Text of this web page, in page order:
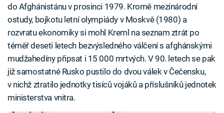
do Afghánistánu v prosinci 1979. Kromě mezinárodní
ostudy, bojkotu letní olympiády v Moskvě (1980) a
rozvratu ekonomiky si mohl Kreml na seznam ztrát po
téměř deseti letech bezvýsledného válčení s afghánskými
mudžahedíny připsat i 15 000 mrtvých. V 90. letech se pak
již samostatné Rusko pustilo do dvou válek v Čečensku,
v nichž ztratilo jednotky tisíců vojáků a příslušníků jednotek
ministerstva vnitra.